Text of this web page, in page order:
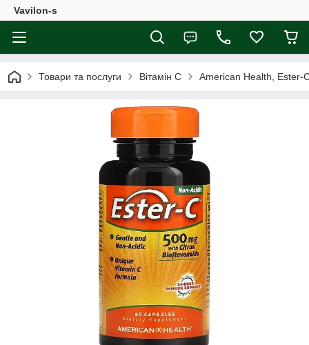
Vavilon-s
Товари та послуги Вітамін С American Health, Ester-